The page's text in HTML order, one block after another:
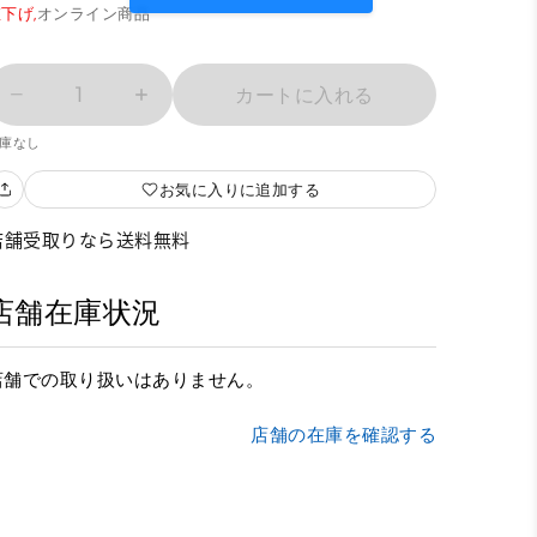
げ,オンライン商品
1 カートに入れる
なし
お気に入りに追加する
舗受取りなら送料無料
舗在庫状況
での取り扱いはありません。
店舗の在庫を確認する